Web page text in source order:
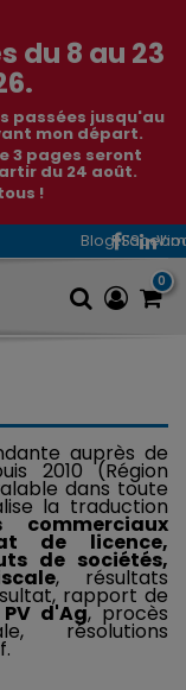
du 8 au 23
passées jusqu'au
mon départ.
3 pages seront
du 24 août.
!
RSS
0
auprès de
2010 (Région
dans toute
la traduction
commerciaux
de licence,
de sociétés,
, résultats
rapport de
d'Ag, procès
résolutions